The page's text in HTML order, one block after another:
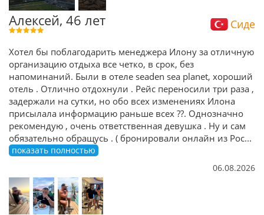
Алексей, 46 лет Сиде
Хотел бы поблагодарить менеджера Илону за отличную
организацию отдыха все четко, в срок, без
напоминаний. Были в отеле seaden sea planet, хороший
отель . Отлично отдохнули . Рейс переносили три раза ,
задержали на сутки, но обо всех изменениях Илона
присылала информацию раньше всех ??. Однозначно
рекомендую , очень ответственная девушка . Ну и сам
обязательно обращусь . ( бронировали онлайн из Рос...
показать полностью
06.08.2026